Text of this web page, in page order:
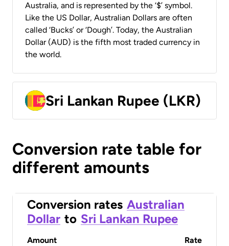
Australia, and is represented by the ‘$’ symbol.
Like the US Dollar, Australian Dollars are often
called ‘Bucks’ or ‘Dough’. Today, the Australian
Dollar (AUD) is the fifth most traded currency in
the world.
Sri Lankan Rupee (LKR)
Conversion rate table for
different amounts
Conversion rates Australian
Dollar to Sri Lankan Rupee
Amount Rate